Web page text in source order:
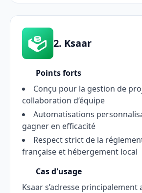
2. Ksaar
Points forts
Conçu pour la gestion de
collaboration d’équipe
Automatisations
gagner en efficacité
Respect strict de la
française et hébergement local
Cas d'usage
Ksaar s’adresse principalement